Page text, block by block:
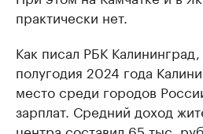
практически нет.
Как писал РБК
полугодия 2024 года
место среди городов
зарплат. Средний доход